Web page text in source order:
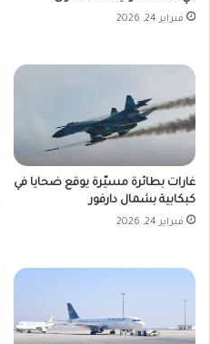
فبراير 24, 2026
غارات بطائرة مسيّرة يوقع ضحايا في
كبكابية بشمال دارفور
فبراير 24, 2026